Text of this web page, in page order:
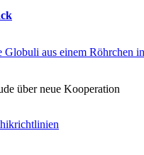
über neue Kooperation